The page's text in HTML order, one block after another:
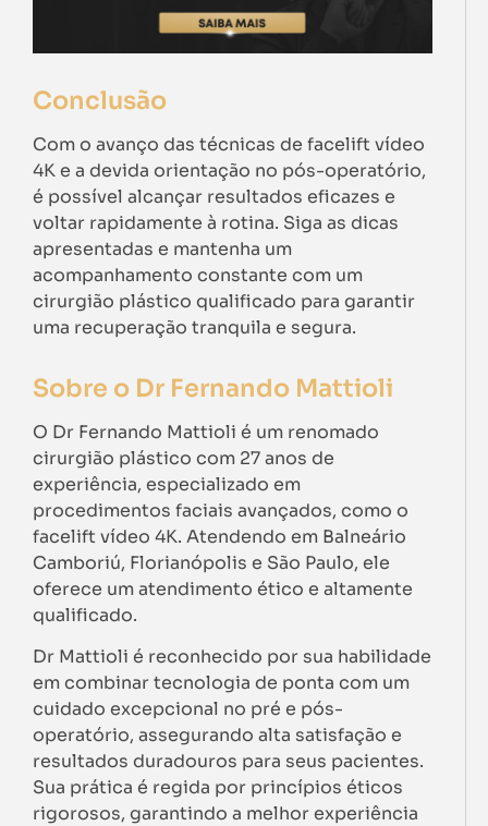
Conclusão
Com o avanço das técnicas de facelift vídeo
4K e a devida orientação no pós-operatório,
é possível alcançar resultados eficazes e
voltar rapidamente à rotina. Siga as dicas
apresentadas e mantenha um
acompanhamento constante com um
cirurgião plástico qualificado para garantir
uma recuperação tranquila e segura.
Sobre o Dr Fernando Mattioli
O Dr Fernando Mattioli é um renomado
cirurgião plástico com 27 anos de
experiência, especializado em
procedimentos faciais avançados, como o
facelift vídeo 4K. Atendendo em Balneário
Camboriú, Florianópolis e São Paulo, ele
oferece um atendimento ético e altamente
qualificado.
Dr Mattioli é reconhecido por sua habilidade
em combinar tecnologia de ponta com um
cuidado excepcional no pré e pós-
operatório, assegurando alta satisfação e
resultados duradouros para seus pacientes.
Sua prática é regida por princípios éticos
rigorosos, garantindo a melhor experiência